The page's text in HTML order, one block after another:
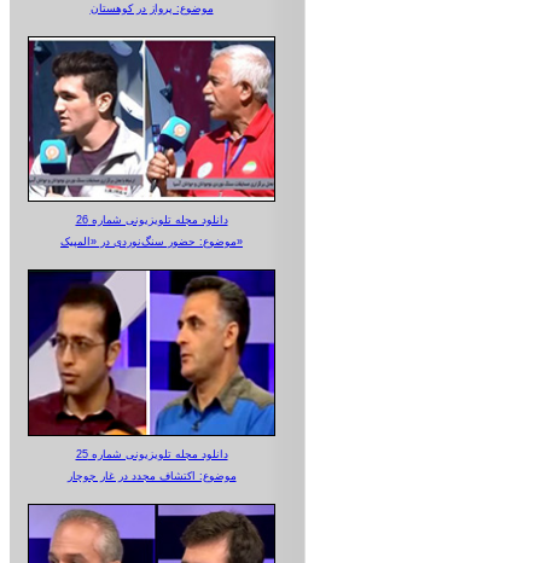
موضوع: پرواز در کوهستان
دانلود مجله تلویزیونی شماره 26
موضوع: حضور سنگ‌نوردی در «المپیک»
دانلود مجله تلویزیونی شماره 25
موضوع: اکتشاف مجدد در غار جوجار